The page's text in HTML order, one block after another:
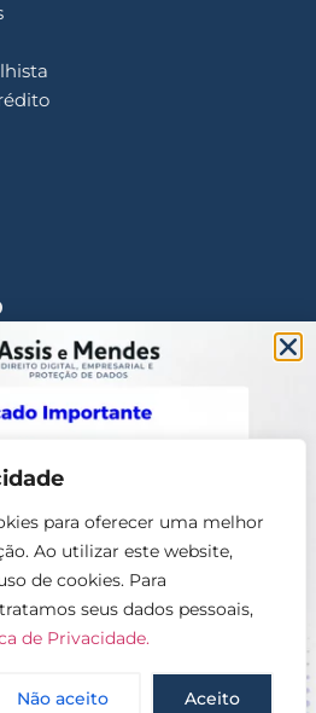
para oferecer uma melhor
Ao utilizar este website,
de cookies. Para
seus dados pessoais,
de Privacidade.
Não aceito Aceito
Paulista - CEP 01419-001 -
de dados